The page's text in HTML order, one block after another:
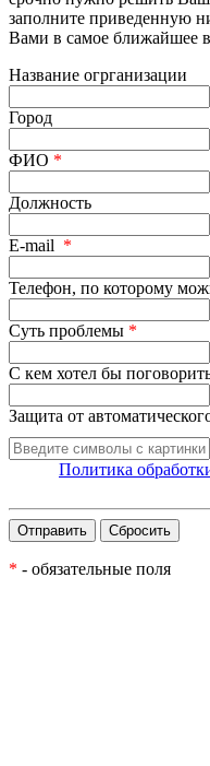
заполните приведенную
Вами в самое ближайшее
Название огрганизации
Город
ФИО *
Должность
E-mail *
Телефон, по которому
Суть проблемы *
С кем хотел бы
Защита от
Политика
* - обязательные поля